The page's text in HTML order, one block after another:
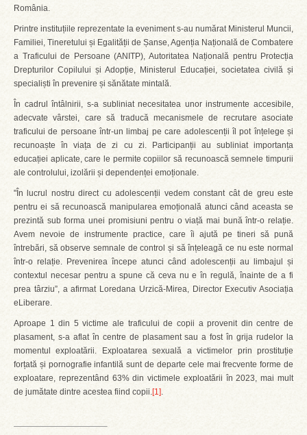
România.
Printre instituțiile reprezentate la eveniment s-au numărat Ministerul Muncii,
Familiei, Tineretului și Egalității de Șanse, Agenția Națională de Combatere
a Traficului de Persoane (ANITP), Autoritatea Națională pentru Protecția
Drepturilor Copilului și Adopție, Ministerul Educației, societatea civilă și
specialiști în prevenire și sănătate mintală.
În cadrul întâlnirii, s-a subliniat necesitatea unor instrumente accesibile,
adecvate vârstei, care să traducă mecanismele de recrutare asociate
traficului de persoane într-un limbaj pe care adolescenții îl pot înțelege și
recunoaște în viața de zi cu zi. Participanții au subliniat importanța
educației aplicate, care le permite copiilor să recunoască semnele timpurii
ale controlului, izolării și dependenței emoționale.
"În lucrul nostru direct cu adolescenții vedem constant cât de greu este
pentru ei să recunoască manipularea emoțională atunci când aceasta se
prezintă sub forma unei promisiuni pentru o viață mai bună într-o relație.
Avem nevoie de instrumente practice, care îi ajută pe tineri să pună
întrebări, să observe semnale de control și să înțeleagă ce nu este normal
într-o relație. Prevenirea începe atunci când adolescenții au limbajul și
contextul necesar pentru a spune că ceva nu e în regulă, înainte de a fi
prea târziu”, a afirmat Loredana Urzică-Mirea, Director Executiv Asociația
eLiberare.
Aproape 1 din 5 victime ale traficului de copii a provenit din centre de
plasament, s-a aflat în centre de plasament sau a fost în grija rudelor la
momentul exploatării. Exploatarea sexuală a victimelor prin prostituție
forțată și pornografie infantilă sunt de departe cele mai frecvente forme de
exploatare, reprezentând 63% din victimele exploatării în 2023, mai mult
de jumătate dintre acestea fiind copii.[1].